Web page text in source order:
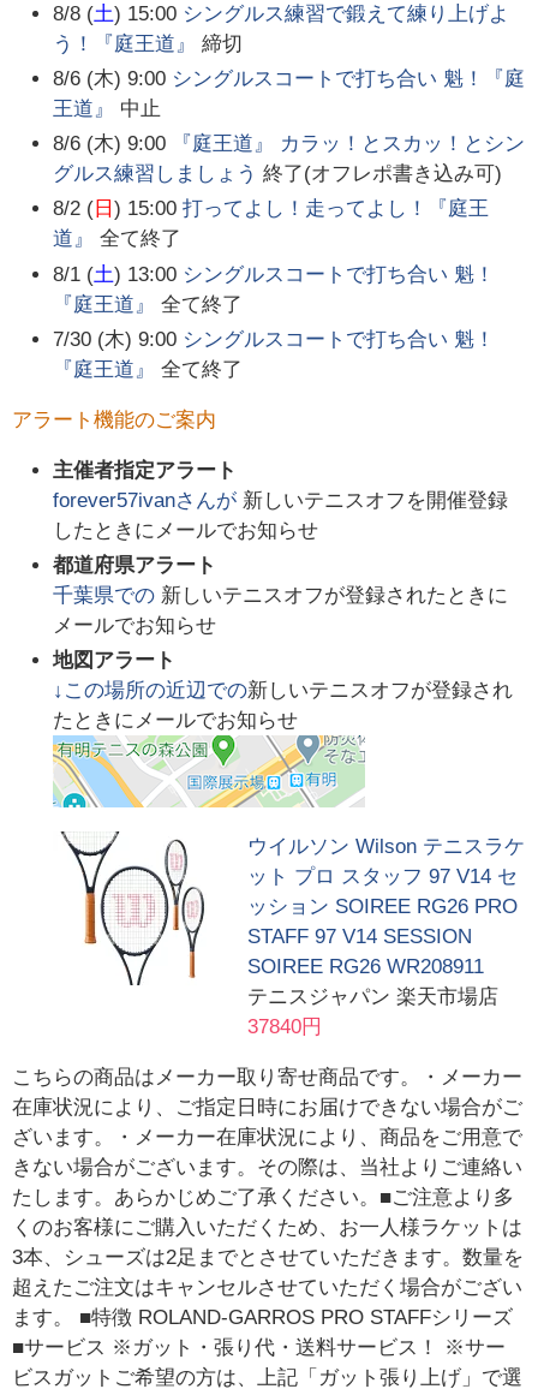
8/8 (土) 15:00 シングルス練習で鍛えて練り上げよ
う！『庭王道』
締切
8/6 (木) 9:00 シングルスコートで打ち合い 魁！『庭
王道』
中止
8/6 (木) 9:00
『庭王道』 カラッ！とスカッ！とシン
グルス練習しましょう 終了(オフレポ書き込み可)
8/2 ( 日) 15:00 打ってよし！走ってよし！『庭王
道』
全て終了
8/1 (土) 13:00 シングルスコートで打ち合い 魁！
『庭王道』
全て終了
7/30 (木) 9:00 シングルスコートで打ち合い 魁！
『庭王道』
全て終了
アラート機能のご案内
主催者指定アラート
forever57ivanさんが 新しいテニスオフを開催登録
したときにメールでお知らせ
都道府県アラート
千葉県での 新しいテニスオフが登録されたときに
メールでお知らせ
地図アラート
↓この場所の近辺での新しいテニスオフが登録され
たときにメールでお知らせ
ウイルソン Wilson テニスラケ
ット プロ スタッフ 97 V14 セ
ッション SOIREE RG26 PRO
STAFF 97 V14 SESSION
SOIREE RG26 WR208911
テニスジャパン 楽天市場店
37840円
こちらの商品はメーカー取り寄せ商品です。・メーカー
在庫状況により、ご指定日時にお届けできない場合がご
ざいます。・メーカー在庫状況により、商品をご用意で
きない場合がございます。その際は、当社よりご連絡い
たします。あらかじめご了承ください。■ご注意より多
くのお客様にご購入いただくため、お一人様ラケットは
3本、シューズは2足までとさせていただきます。数量を
超えたご注文はキャンセルさせていただく場合がござい
ます。 ■特徴 ROLAND-GARROS PRO STAFFシリーズ
■サービス ※ガット・張り代・送料サービス！ ※サー
ビスガットご希望の方は、上記「ガット張り上げ」で選